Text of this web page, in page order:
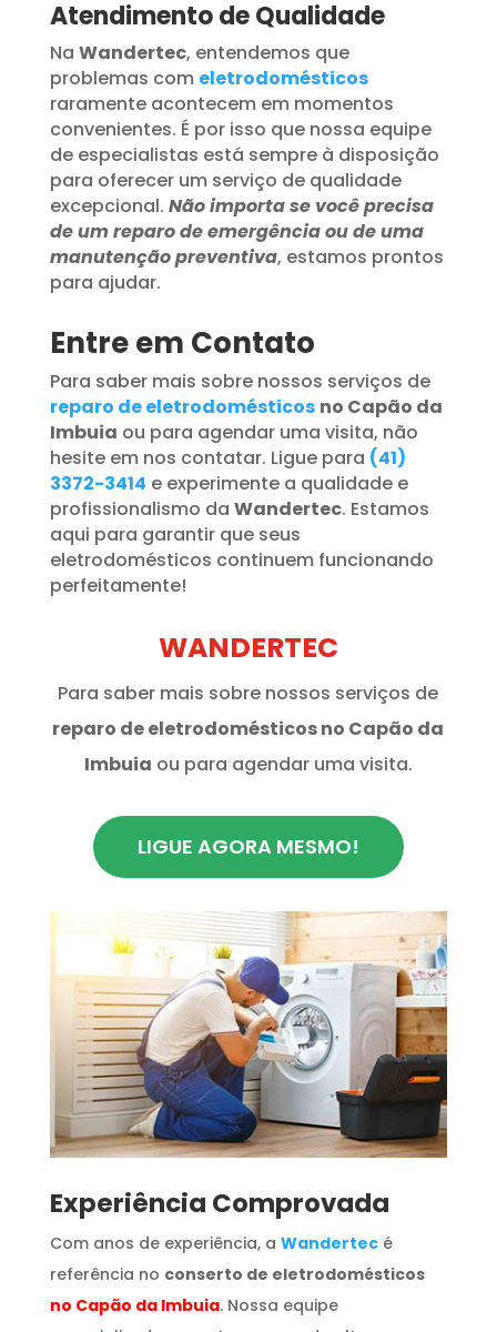
Atendimento de Qualidade
Na Wandertec, entendemos que
problemas com eletrodomésticos
raramente acontecem em momentos
convenientes. É por isso que nossa equipe
de especialistas está sempre à disposição
para oferecer um serviço de qualidade
excepcional. Não importa se você precisa
de um reparo de emergência ou de uma
manutenção preventiva, estamos prontos
para ajudar.
Entre em Contato
Para saber mais sobre nossos serviços de
reparo de eletrodomésticos no Capão da
Imbuia ou para agendar uma visita, não
hesite em nos contatar. Ligue para (41)
3372-3414 e experimente a qualidade e
profissionalismo da Wandertec. Estamos
aqui para garantir que seus
eletrodomésticos continuem funcionando
perfeitamente!
WANDERTEC
Para saber mais sobre nossos serviços de
reparo de eletrodomésticos no Capão da
Imbuia ou para agendar uma visita.
LIGUE AGORA MESMO!
​Experiência Comprovada
Com anos de experiência, a Wandertecé
referência no conserto de eletrodomésticos
no Capão da Imbuia. Nossa equipe